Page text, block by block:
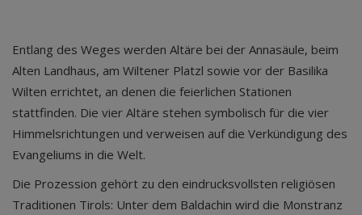
Entlang des Weges werden Altäre bei der Annasäule, beim
Alten Landhaus, am Wiltener Platzl sowie vor der Basilika
Wilten errichtet, an denen die feierlichen Stationen
stattfinden. Die vier Altäre stehen symbolisch für die vier
Himmelsrichtungen und verweisen auf die Verkündigung des
Evangeliums in die Welt.
Die Prozession gehört zu den eindrucksvollsten religiösen
Traditionen Tirols: Unter dem Baldachin wird die Monstranz